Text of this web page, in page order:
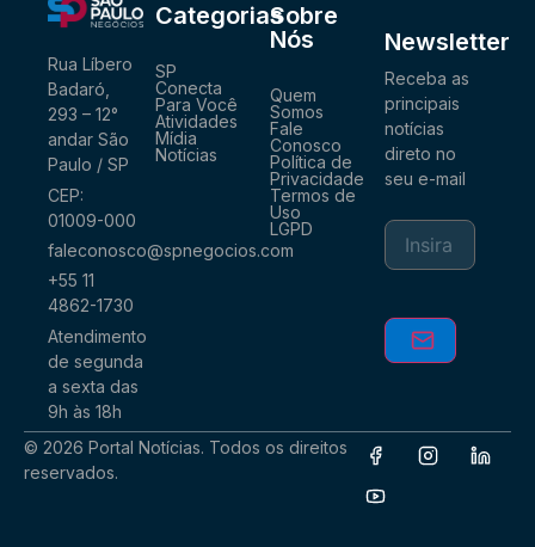
Rua Líbero
Badaró,
293 – 12°
andar São
Paulo / SP
CEP:
01009-000
faleconosco@spnegocios.com
+55 11
4862-1730
Atendimento
de segunda
a sexta das
9h às 18h
Categorias
SP
Conecta
Para Você
Atividades
Mídia
Notícias
Sobre
Nós
Quem
Somos
Fale
Conosco
Política de
Privacidade
Termos de
Uso
LGPD
Newsletter
Receba as
principais
notícias
direto no
seu e-mail
© 2026 Portal Notícias. Todos os direitos
reservados.